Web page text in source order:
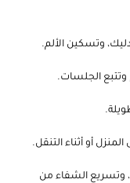
وتسكين الألم.
وتتبع الجلسات.
أو أثناء التنقل.
وتسريع الشفاء من